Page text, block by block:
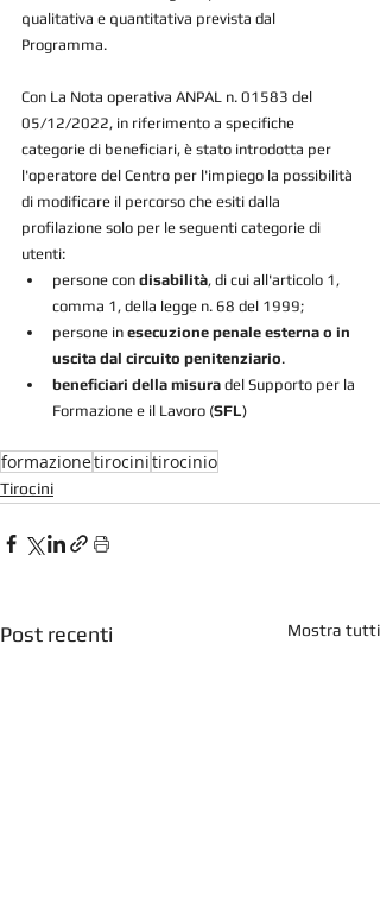
qualitativa e quantitativa prevista dal
Programma.
Con La Nota operativa ANPAL n. 01583 del
05/12/2022, in riferimento a specifiche
categorie di beneficiari, è stato introdotta per
l'operatore del Centro per l'impiego la possibilità
di modificare il percorso che esiti dalla
profilazione solo per le seguenti categorie di
utenti:
persone con disabilità, di cui all'articolo 1,
comma 1, della legge n. 68 del 1999;
persone in esecuzione penale esterna o in
uscita dal circuito penitenziario.
beneficiari della misura del Supporto per la
Formazione e il Lavoro (SFL)
formazionetirocinitirocinio
Tirocini
Post recenti Mostra tutti